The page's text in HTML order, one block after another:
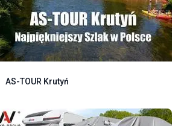
AS-TOUR Krutyń